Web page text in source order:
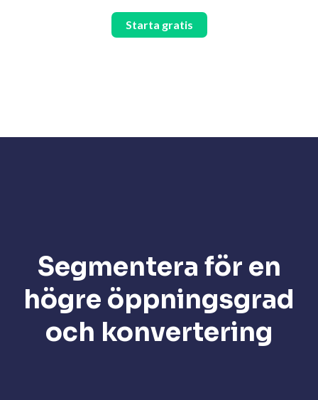
Starta gratis
Segmentera för en
högre öppningsgrad
och konvertering